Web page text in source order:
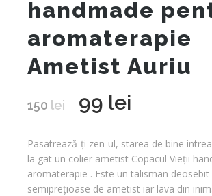
handmade
aromaterapie
Ametist Auriu
150lei
Prețul
fost:
150 lei.
99 lei
99 lei.
Pasatrează-ți zen-ul, starea de bine
la gat un colier ametist Copacul Vieții
aromaterapie . Este un talisman deosebit
semiprețioase de ametist iar lava din